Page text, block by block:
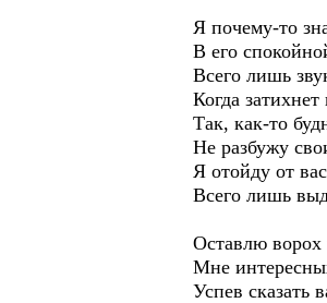
Я почему-то
В его
Всего лишь
Когда
Так, как-то
Не разбужу
Я отойду от
Всего лишь
Оставлю
Мне
Успев сказать